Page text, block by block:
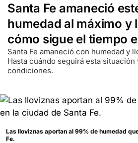
Santa Fe amaneció
humedad al máximo y
cómo sigue el tiempo
Santa Fe amaneció con humedad y
Hasta cuándo seguirá esta
condiciones.
Las lloviznas aportan al 99% de humedad
Fe.